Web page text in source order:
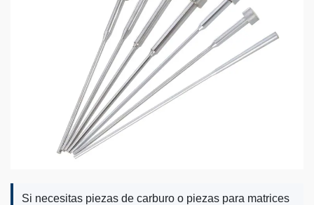
Si necesitas piezas de carburo o piezas para matrices